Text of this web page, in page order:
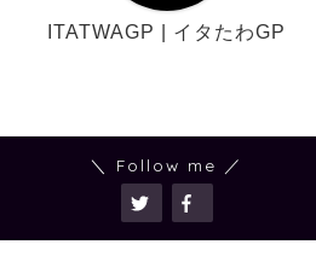
ITATWAGP | イタたわGP
＼ Follow me ／